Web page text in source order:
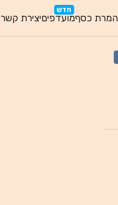
המרת כסף
חדש
מועדפיםיצירת קשר